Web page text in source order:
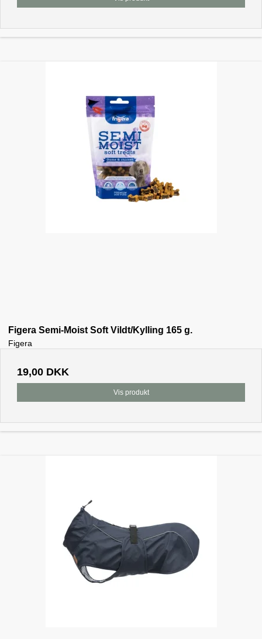
Figera Semi-Moist Soft Vildt/Kylling 165 g.
Figera
19,00 DKK
Vis produkt